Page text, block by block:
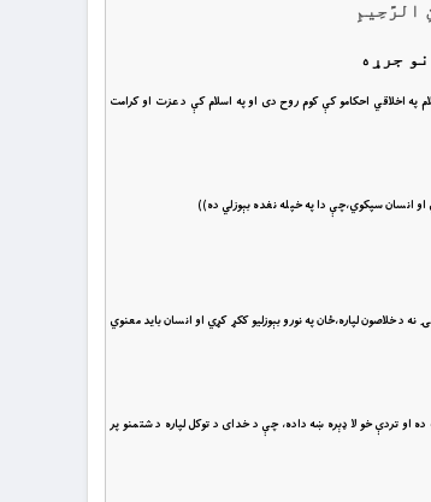
الرَّحِيمِ
جرړه
په اخلاقي احکامو کې کوم روح دى او په اسلام کې د عزت او کرامت
او انسان سپکوي،چې دا په خپله نغده بېوزلي ده))
خلاصون لپاره،ځان په نورو بېوزليو ککړ کړي او انسان بايد معنوي
ده او تردې خو لا ډېره ښه داده، چې د خداى د توکل لپاره د شتمنو پر